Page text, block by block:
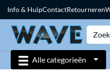
Info & HulpContactRetourneren
Alle categorieën